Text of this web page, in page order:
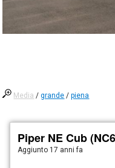
Media /grande /piena
Piper NE Cub
Aggiunto 17 anni fa